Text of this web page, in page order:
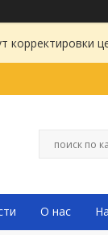
корректировки
О нас